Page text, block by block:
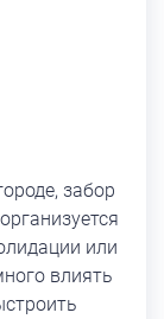
забор
или
влиять